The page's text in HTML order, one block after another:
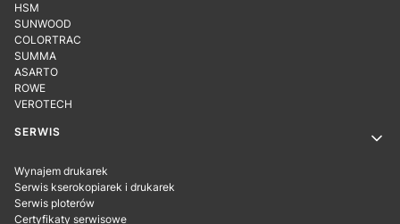
HSM
SUNWOOD
COLORTRAC
SUMMA
ASARTO
ROWE
VEROTECH
SERWIS
Wynajem drukarek
Serwis kserokopiarek i drukarek
Serwis ploterów
Certyfikaty serwisowe